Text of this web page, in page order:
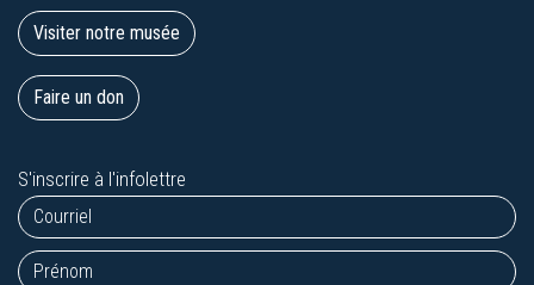
Visiter notre musée
Faire un don
S'inscrire à l'infolettre